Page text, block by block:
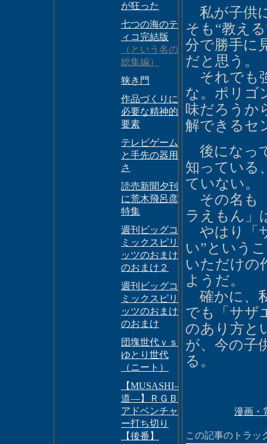
が狂った
七つの海のテ
ィコ完結版
（という名の
総集編）
狭き門
作品づくりに
必要な精神的
要素
テレビゲーム
と手先の器用
さ
読売新聞夕刊
に荒木飛呂彦
特集
週刊ビッグコ
ミックスピリ
ッツのおまけ
のおまけ２
週刊ビッグコ
ミックスピリ
ッツのおまけ
のおまけ
団塊世代ｖｓ
ゆとり世代
（ニート）
【MUSASHI―GUN
道―】ＲＧＢ
アドベンチャ
ー打ち切り
【後番】
私が子供
そも“教え
分で勝手に
だと思う。
それでも
な。ポリゴ
味だろうか
解できるセ
後になっ
知っている
ていない。
その名も
ラえもん
やはり「
い”という
いただけの
ようだ。
確かに、
でも「サザ
のあり方と
が、今の子
る。
漫画・
この記事のトラッ